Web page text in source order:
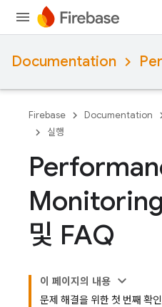
Documentation
Firebase Documentation
실행
및 FAQ
이 페이지의 내용
문제 해결을 위한 첫 번째 확